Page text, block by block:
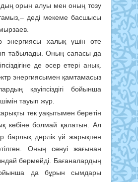
орын алуы мен оның тозу
деді мекеме басшысы
энергиясы халық үшін өте
табылады. Оның сапасы да
де әсер етері анық.
энергиясымен қамтамасыз
қауіпсіздігі бойынша
тауып жүр.
тек уақытымен беретін
көбіне болмай қалатын. Ал
барлық дерлік үй жарықпен
Оның сөнуі жағынан
бермейді. Бағаналардың
да бұрын сымдары